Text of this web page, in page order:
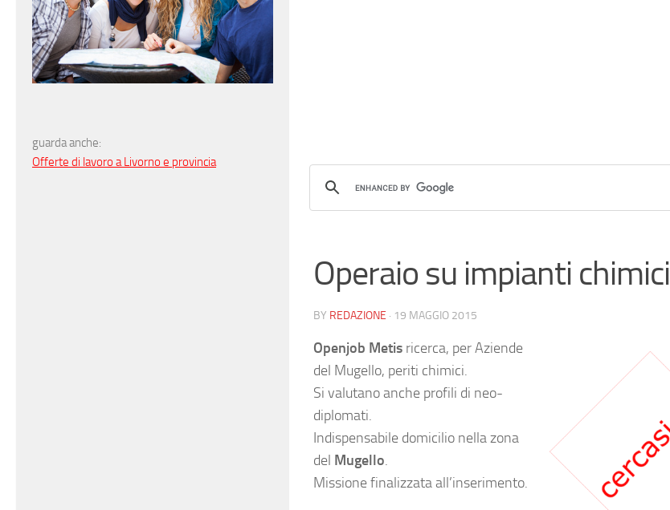
Operaio su impianti chimici
BY REDAZIONE · 19 MAGGIO 2015
Openjob Metis ricerca, per Aziende
del Mugello, periti chimici.
Si valutano anche profili di neo-
diplomati.
Indispensabile domicilio nella zona
del Mugello.
Missione finalizzata all’inserimento.
guarda anche:
Offerte di lavoro a Livorno e provincia